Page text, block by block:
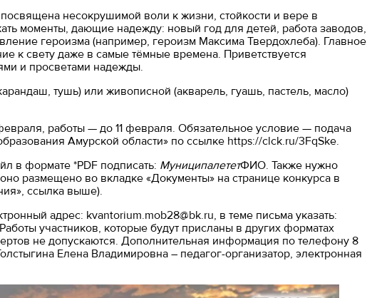
несокрушимой воли к жизни, стойкости и вере в
моменты, дающие надежду: новый год для детей, работа заводов,
героизма (например, героизм Максима Твердохлеба). Главное
к свету даже в самые тёмные времена. Приветствуется
и просветами надежды.
тушь) или живописной (акварель, гуашь, пастель, масло)
работы — до 11 февраля. Обязательное условие — подача
Амурской области» по ссылке https://clck.ru/3FqSke.
в формате *PDF подписать: МуниципалететФИО. Также нужно
размещено во вкладке «Документы» на странице конкурса в
ссылка выше).
адрес: kvantorium.mob28@bk.ru, в теме письма указать:
участников, которые будут присланы в других форматах
не допускаются. Дополнительная информация по телефону 8
Елена Владимировна – педагог-организатор, электронная